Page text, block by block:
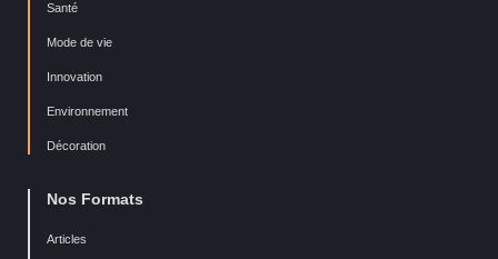
Santé
Mode de vie
Innovation
Environnement
Décoration
Nos Formats
Articles